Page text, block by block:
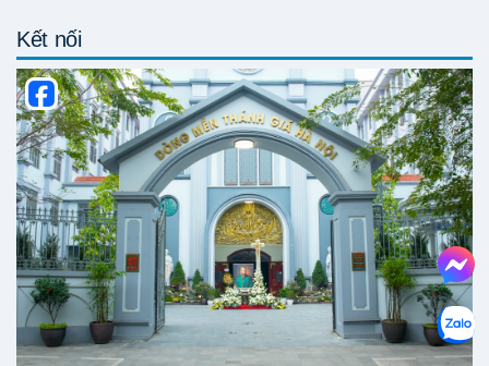
Kết nối